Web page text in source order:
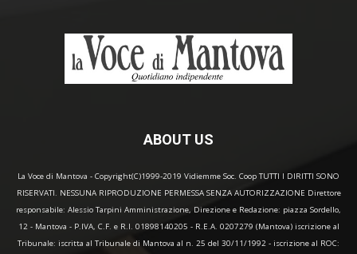
ABOUT US
La Voce di Mantova - Copyright(C)1999-2019 Vidiemme Soc. Coop TUTTI I DIRITTI SONO
RISERVATI. NESSUNA RIPRODUZIONE PERMESSA SENZA AUTORIZZAZIONE Direttore
responsabile: Alessio Tarpini Amministrazione, Direzione e Redazione: piazza Sordello,
12 - Mantova - P.IVA, C.F. e R.I. 01898140205 - R.E.A. 0207279 (Mantova) iscrizione al
Tribunale: iscritta al Tribunale di Mantova al n. 25 del 30/11/1992 - iscrizione al ROC: